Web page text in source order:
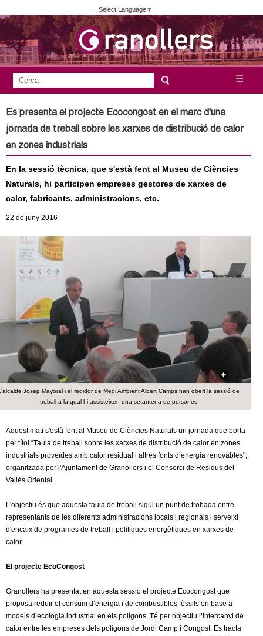
Vés
al
contingut
Select Language▼
u
n
a
e
G
r
a
n
o
s
☰
F
u
l
a
r
i
d
c
e
r
a
Es presenta el projecte Ecocongost en el marc d'una
jornada de treball sobre les xarxes de distribució de calor
en zones industrials
En la sessió tècnica, que s'està fent al Museu de Ciències
Naturals, hi participen empreses gestores de xarxes de
calor, fabricants, administracions, etc.
22 de juny 2016
Josep Mayoral i el regidor de Medi Ambient Albert Camps han obert la sessió de
treball a la qual hi assisteixen una setantena de persones
Aquest matí s'està fent al Museu de Ciències Naturals un jornada que porta
per títol “Taula de treball sobre les xarxes de distribució de calor en zones
industrials proveïdes amb calor residual i altres fonts d’energia renovables",
organitzada per l'Ajuntament de Granollers i el Consorci de Residus del
Vallès Oriental.
L'objectiu és que aquesta taula de treball sigui un punt de trobada entre
representants de les diferents administracions locals i regionals i serveixi
d'encaix de programes de treball i polítiques energètiques en xarxes de
calor.
El projecte EcoCongost
Granollers ha presentat en aquesta sessió el projecte Ecocongost que
proposa reduir el consum d’energia i de combustibles fòssils en base a
models d’ecologia industrial en els polígons. Té per objectiu l’intercanvi de
calor entre les empreses dels polígons de Jordi Camp i Congost. Es tracta